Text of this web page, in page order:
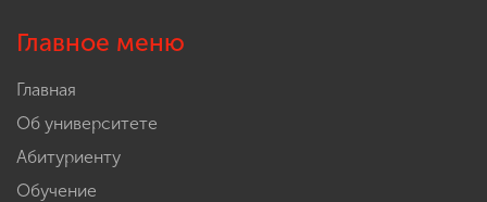
Главное меню
Главная
Об университете
Абитуриенту
Обучение